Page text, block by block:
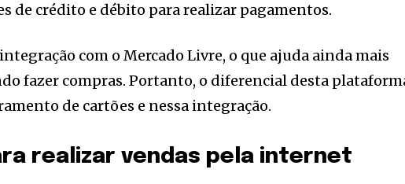
de crédito e débito para realizar pagamentos.
com o Mercado Livre, o que ajuda ainda mais
fazer compras. Portanto, o diferencial desta
de cartões e nessa integração.
realizar vendas pela internet